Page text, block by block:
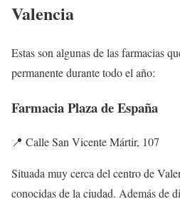
Valencia
Estas son algunas de las farmacias
permanente durante todo el año:
Farmacia Plaza de España
📍 Calle San Vicente Mártir, 107
Situada muy cerca del centro de
conocidas de la ciudad. Además de